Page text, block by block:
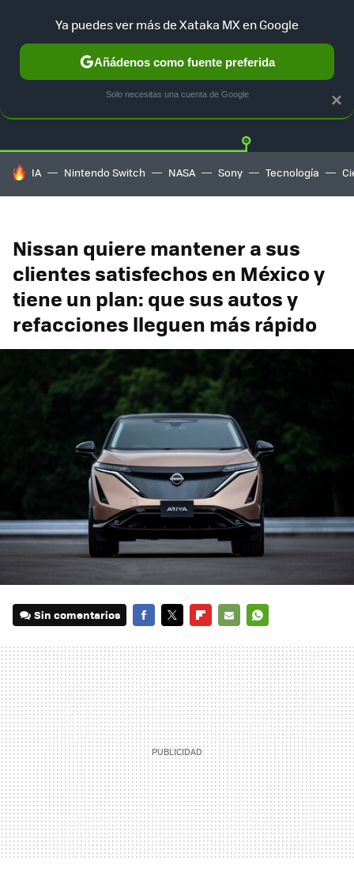
TESLA UBER AUTO ELECTRICO Twitter
HOY SE HABLA DE
IA Nintendo Switch NASA Sony Tecnología
Nissan quiere mantener a sus
clientes satisfechos en México y
tiene un plan: que sus autos y
refacciones lleguen más rápido
Sin comentarios
MAIL
×
Ya puedes ver más de Xataka MX en Google
Añádenos como fuente preferida
Solo necesitas una cuenta de Google